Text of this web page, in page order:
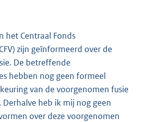
het Centraal Fonds
zijn geïnformeerd over de
De betreffende
hebben nog geen formeel
van de voorgenomen fusie
heb ik mij nog geen
over deze voorgenomen